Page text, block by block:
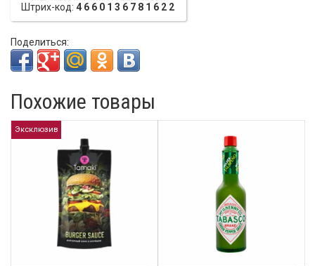
Штрих-код: 4660136781622
Поделиться:
Похожие товары
Эксклюзив